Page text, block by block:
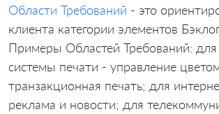
Области Требований - это
клиента категории элементов
Примеры Областей Требований:
системы печати - управление
транзакционная печать; для
реклама и новости; для